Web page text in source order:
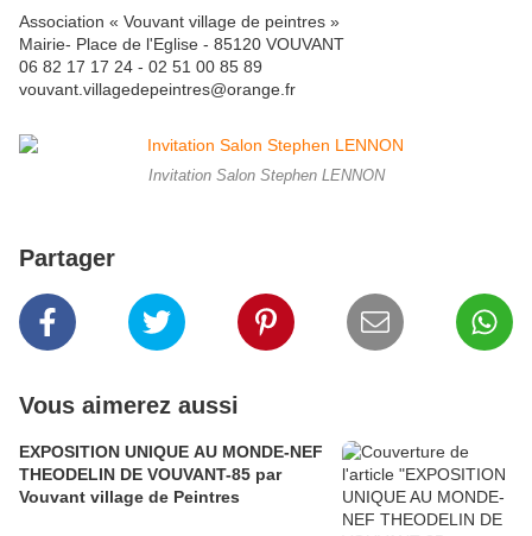
Association « Vouvant village de peintres »
Mairie- Place de l'Eglise - 85120 VOUVANT
06 82 17 17 24 - 02 51 00 85 89
vouvant.villagedepeintres@orange.fr
Invitation Salon Stephen LENNON
Partager
Vous aimerez aussi
EXPOSITION UNIQUE AU MONDE-NEF
THEODELIN DE VOUVANT-85 par
Vouvant village de Peintres